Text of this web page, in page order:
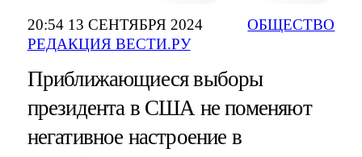
20:54 13 СЕНТЯБРЯ 2024
РЕДАКЦИЯ ВЕСТИ.РУ
ОБЩЕСТВО
Приближающиеся выборы
президента в США не поменяют
негативное настроение в